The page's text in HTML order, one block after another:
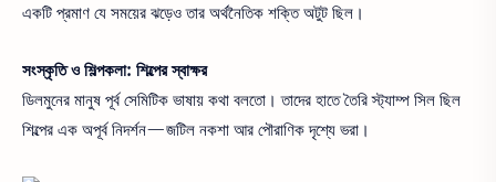
একটি প্রমাণ যে সময়ের ঝড়েও তার অর্থনৈতিক শক্তি অটুট ছিল।
সংস্কৃতি ও শিল্পকলা: শিল্পের স্বাক্ষর
ডিলমুনের মানুষ পূর্ব সেমিটিক ভাষায় কথা বলতো। তাদের হাতে তৈরি স্ট্যাম্প সিল ছিল
শিল্পের এক অপূর্ব নিদর্শন—জটিল নকশা আর পৌরাণিক দৃশ্যে ভরা।